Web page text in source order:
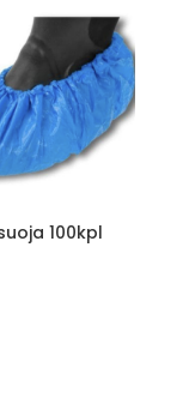
100kpl